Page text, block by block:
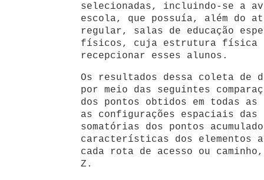
selecionadas, incluindo-se a
escola, que possuía, além do
regular, salas de educação
físicos, cuja estrutura física
recepcionar esses alunos.
Os resultados dessa coleta de
por meio das seguintes
dos pontos obtidos em todas as
as configurações espaciais
somatórias dos pontos
características dos elementos
cada rota de acesso ou
Z.